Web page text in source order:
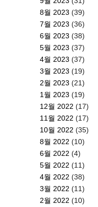
8월 2023 (39)
7월 2023 (36)
6월 2023 (38)
5월 2023 (37)
4월 2023 (37)
3월 2023 (19)
2월 2023 (21)
1월 2023 (19)
12월 2022 (17)
11월 2022 (17)
10월 2022 (35)
8월 2022 (10)
6월 2022 (4)
5월 2022 (11)
4월 2022 (38)
3월 2022 (11)
2월 2022 (10)